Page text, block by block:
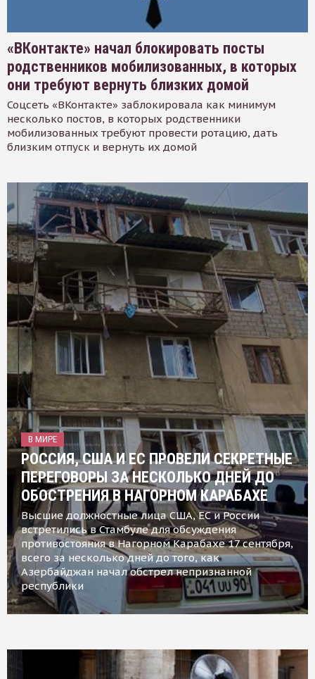
«ВКонтакте» начал блокировать посты
родственников мобилизованных, в которых
они требуют вернуть близких домой
Соцсеть «ВКонтакте» заблокировала как минимум
несколько постов, в которых родственники
мобилизованных требуют провести ротацию, дать
близким отпуск и вернуть их домой
В МИРЕ
РОССИЯ, США И ЕС ПРОВЕЛИ СЕКРЕТНЫЕ
ПЕРЕГОВОРЫ ЗА НЕСКОЛЬКО ДНЕЙ ДО
ОБОСТРЕНИЯ В НАГОРНОМ КАРАБАХЕ
Высшие должностные лица США, ЕС и России
встретились в Стамбуле для обсуждения
противостояния в Нагорном Карабахе 17 сентября,
всего за несколько дней до того, как
Азербайджан начал обстрел непризнанной
республики